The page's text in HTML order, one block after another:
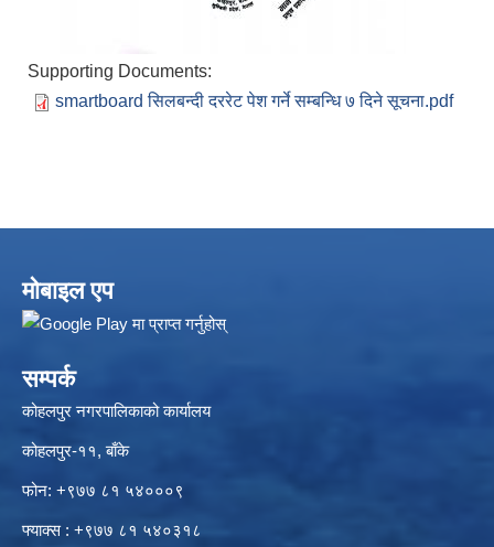
Supporting Documents:
smartboard सिलबन्दी दररेट पेश गर्ने सम्बन्धि ७ दिने सूचना.pdf
मोबाइल एप
सम्पर्क
कोहलपुर नगरपालिकाको कार्यालय
कोहलपुर-११, बाँके
फोन: +९७७ ८१ ५४०००९
फ्याक्स : +९७७ ८१ ५४०३१८